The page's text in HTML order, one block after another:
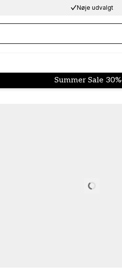
Nøje udvalgt
Summer Sale 30%
Loading…